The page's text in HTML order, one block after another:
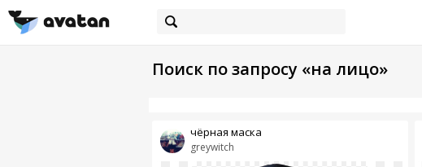
Поиск по запросу «на лицо»
greywitch
чёрная маска